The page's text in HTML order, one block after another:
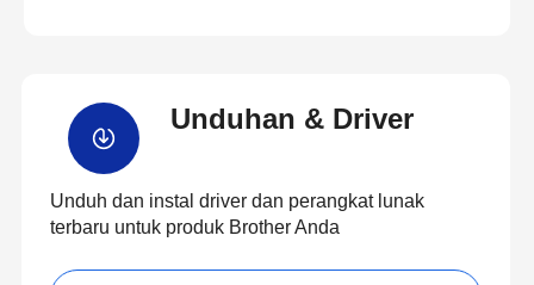
Unduhan & Driver
Unduh dan instal driver dan perangkat lunak
terbaru untuk produk Brother Anda